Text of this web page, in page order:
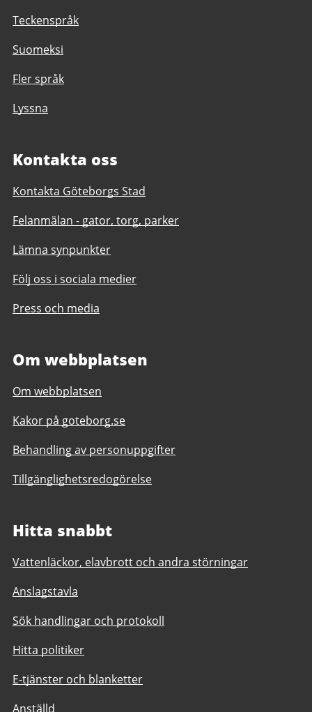
Teckenspråk
Suomeksi
Fler språk
Lyssna
Kontakta oss
Kontakta Göteborgs Stad
Felanmälan - gator, torg, parker
Lämna synpunkter
Följ oss i sociala medier
Press och media
Om webbplatsen
Om webbplatsen
Kakor på goteborg.se
Behandling av personuppgifter
Tillgänglighetsredogörelse
Hitta snabbt
Vattenläckor, elavbrott och andra störningar
Anslagstavla
Sök handlingar och protokoll
Hitta politiker
E-tjänster och blanketter
Anställd